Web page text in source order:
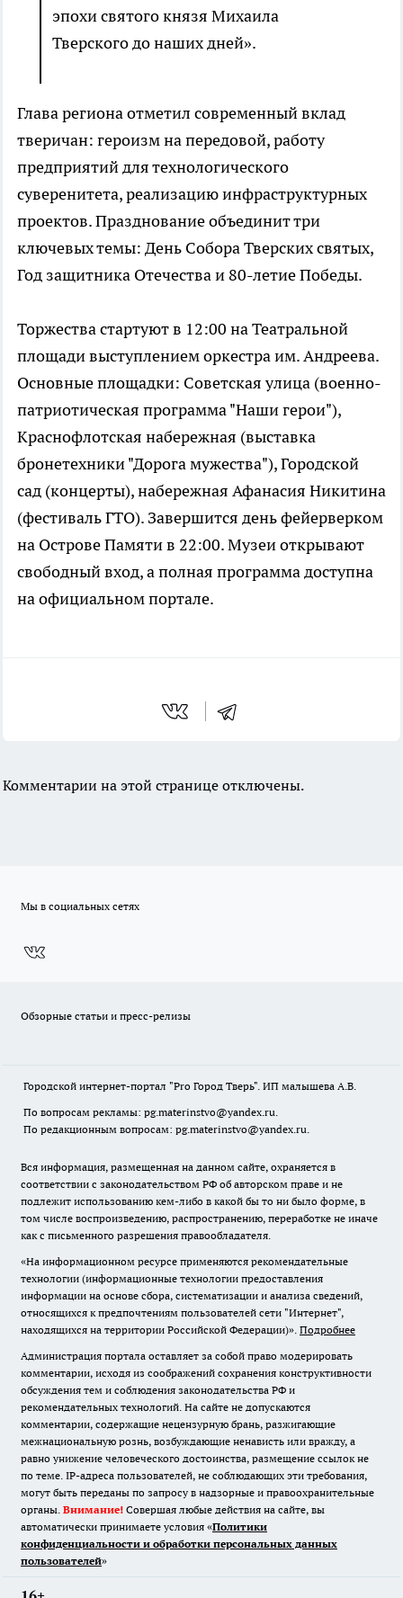
эпохи святого князя Михаила
Тверского до наших дней».
Глава региона отметил современный вклад
тверичан: героизм на передовой, работу
предприятий для технологического
суверенитета, реализацию инфраструктурных
проектов. Празднование объединит три
ключевых темы: День Собора Тверских святых,
Год защитника Отечества и 80-летие Победы.
Торжества стартуют в 12:00 на Театральной
площади выступлением оркестра им. Андреева.
Основные площадки: Советская улица (военно-
патриотическая программа "Наши герои"),
Краснофлотская набережная (выставка
бронетехники "Дорога мужества"), Городской
сад (концерты), набережная Афанасия Никитина
(фестиваль ГТО). Завершится день фейерверком
на Острове Памяти в 22:00. Музеи открывают
свободный вход, а полная программа доступна
на официальном портале.
Комментарии на этой странице отключены.
Мы в социальных сетях
Обзорные статьи и пресс-релизы
Городской интернет-портал "Pro Город Тверь". ИП малышева А.В.
По вопросам рекламы: pg.materinstvo@yandex.ru.
По редакционным вопросам: pg.materinstvo@yandex.ru.
Вся информация, размещенная на данном сайте, охраняется в
соответствии с законодательством РФ об авторском праве и не
подлежит использованию кем-либо в какой бы то ни было форме, в
том числе воспроизведению, распространению, переработке не иначе
как с письменного разрешения правообладателя.
«На информационном ресурсе применяются рекомендательные
технологии (информационные технологии предоставления
информации на основе сбора, систематизации и анализа сведений,
относящихся к предпочтениям пользователей сети "Интернет",
находящихся на территории Российской Федерации)». Подробнее
Администрация портала оставляет за собой право модерировать
комментарии, исходя из соображений сохранения конструктивности
обсуждения тем и соблюдения законодательства РФ и
рекомендательных технологий. На сайте не допускаются
комментарии, содержащие нецензурную брань, разжигающие
межнациональную рознь, возбуждающие ненависть или вражду, а
равно унижение человеческого достоинства, размещение ссылок не
по теме. IP-адреса пользователей, не соблюдающих эти требования,
могут быть переданы по запросу в надзорные и правоохранительные
органы. Внимание! Совершая любые действия на сайте, вы
автоматически принимаете условия «Политики
конфиденциальности и обработки персональных данных
пользователей»